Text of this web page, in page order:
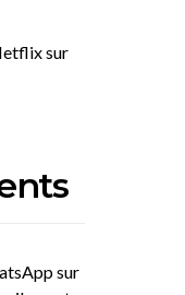
sur
sur